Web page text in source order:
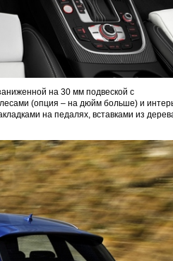
на 30 мм подвеской с
(опция – на дюйм больше) и
на педалях, вставками из